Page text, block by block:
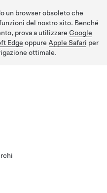
un browser obsoleto che
del nostro sito. Benché
prova a utilizzare Google
Edge oppure Apple Safari per
ottimale.